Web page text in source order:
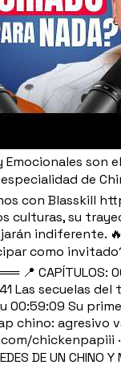
Emocionales son
de
con Blasskill
culturas, su
indiferente.
como
📍 CAPÍTULOS:
Las secuelas
Su
chino:
chickenpapiii
DE UN